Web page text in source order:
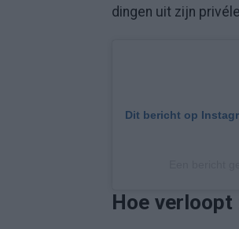
dingen uit zijn
Dit bericht op
Hoe